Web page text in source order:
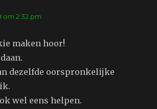
om 2:32 pm
maken hoor!
dezelfde oorspronkelijke
wel eens helpen.